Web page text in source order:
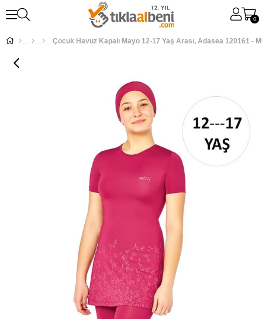
0
Çocuk Havuz Kapalı Mayo 12-17 Yaş Arası, Adasea 120161 -